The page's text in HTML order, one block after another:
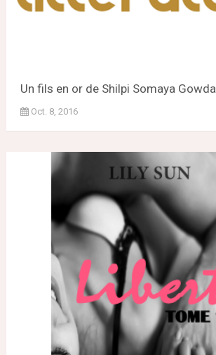
Un fils en or de Shilpi Somaya Gowda
Oct. 8, 2016